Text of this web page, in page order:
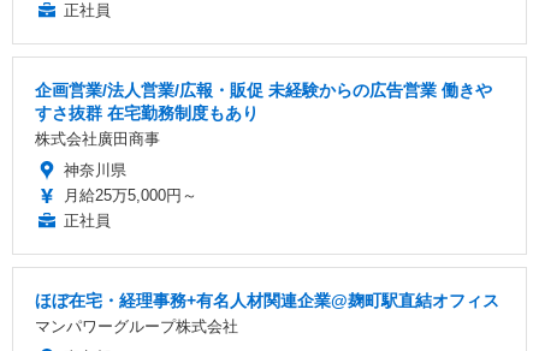
正社員
企画営業/法人営業/広報・販促 未経験からの広告営業 働きや
すさ抜群 在宅勤務制度もあり
株式会社廣田商事
神奈川県
月給25万5,000円～
正社員
ほぼ在宅・経理事務+有名人材関連企業@麹町駅直結オフィス
マンパワーグループ株式会社